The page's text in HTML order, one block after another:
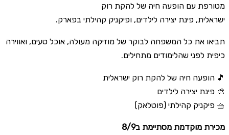
מטורפת עם הופעה חיה של להקת רוק
ישראלית, פינת יצירה לילדים, ופיקניק קהילתי בפארק.
תביאו את כל המשפחה לבוקר של מוזיקה מעולה, אוכל טעים, ואווירה
כיפית לפני שהלימודים מתחילים.
🎵 הופעה חיה של להקת רוק ישראלית
🎨 פינת יצירה לילדים
🧺 פיקניק קהילתי (פוטלאק)
מכירת מוקדמת מסתיימת ב8/9